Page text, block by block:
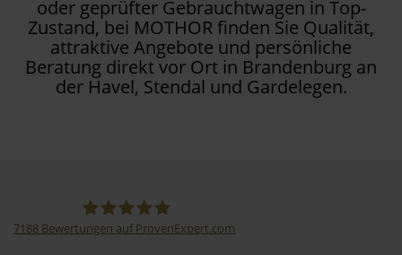
oder geprüfter Gebrauchtwagen in Top-
Zustand, bei MOTHOR finden Sie Qualität,
attraktive Angebote und persönliche
Beratung direkt vor Ort in Brandenburg an
der Havel, Stendal und Gardelegen.
7188 Bewertungen auf ProvenExpert.com